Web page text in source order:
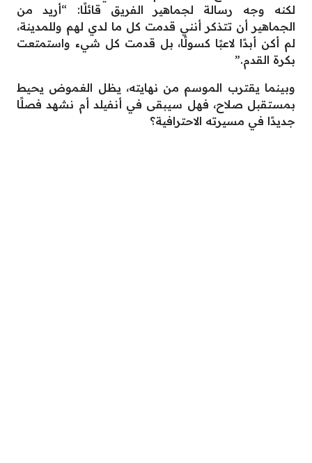
لكنه وجه رسالة لجماهير الفريق قائلًا: “أريد من
الجماهير أن تتذكر أنني قدمت كل ما لدي لهم وللمدينة،
لم أكن أبدًا لاعبًا كسولًا، بل قدمت كل شيء واستمتعت
بكرة القدم.”
وبينما يقترب الموسم من نهايته، يظل الغموض يحيط
بمستقبل صلاح، فهل سيبقى في أنفيلد أم نشهد فصلًا
جديدًا في مسيرته الاحترافية؟